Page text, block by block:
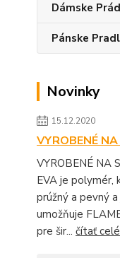
Dámske
Pánske
Novinky
15.12.2020
VYROBENÉ
VYROBENÉ NA
EVA je polymér,
prúžný a pevný
umožňuje
pre šir... čítať celé